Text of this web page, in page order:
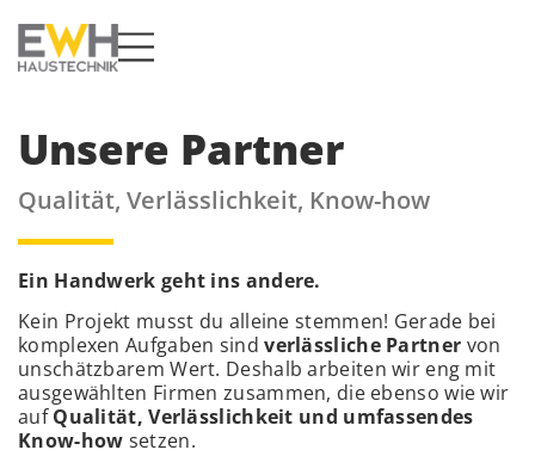
Unsere Partner
Qualität, Verlässlichkeit, Know-how
Ein Handwerk geht ins andere.
Kein Projekt musst du alleine stemmen! Gerade bei
komplexen Aufgaben sindverlässliche Partner von
unschätzbarem Wert. Deshalb arbeiten wir eng mit
ausgewählten Firmen zusammen, die ebenso wie wir
aufQualität, Verlässlichkeit und umfassendes
Know-how setzen.